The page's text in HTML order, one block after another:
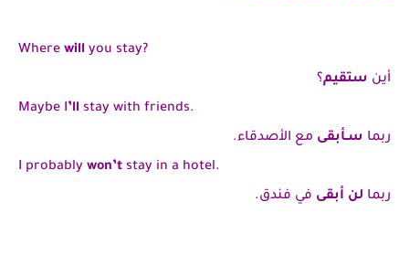
Where will you stay?
أين ستقيم؟
Maybe I’ll stay with friends.
ربما سـأبقى مع الأصدقاء.
I probably won’t stay in a hotel.
ربما لن أبقى في فندق.